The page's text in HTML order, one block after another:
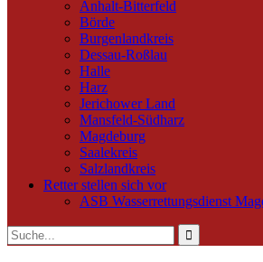
Anhalt-Bitterfeld
Börde
Burgenlandkreis
Dessau-Roßlau
Halle
Harz
Jerichower Land
Mansfeld-Südharz
Magdeburg
Saalekreis
Salzlandkreis
Retter stellen sich vor
ASB Wasserrettungsdienst